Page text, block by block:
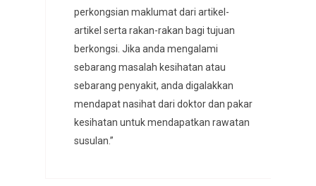
perkongsian maklumat dari artikel-
artikel serta rakan-rakan bagi tujuan
berkongsi. Jika anda mengalami
sebarang masalah kesihatan atau
sebarang penyakit, anda digalakkan
mendapat nasihat dari doktor dan pakar
kesihatan untuk mendapatkan rawatan
susulan.”